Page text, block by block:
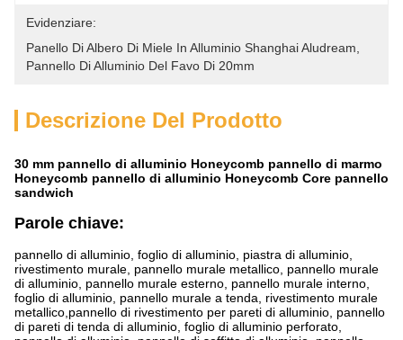
Evidenziare:
Panello Di Albero Di Miele In Alluminio Shanghai Aludream
Pannello Di Alluminio Del Favo Di 20mm
Descrizione Del Prodotto
30 mm pannello di alluminio Honeycomb pannello di marmo
Honeycomb pannello di alluminio Honeycomb Core pannello
sandwich
Parole chiave:
pannello di alluminio, foglio di alluminio, piastra di alluminio,
rivestimento murale, pannello murale metallico, pannello murale
di alluminio, pannello murale esterno, pannello murale interno,
foglio di alluminio, pannello murale a tenda, rivestimento murale
metallico,pannello di rivestimento per pareti di alluminio, pannello
di pareti di tenda di alluminio, foglio di alluminio perforato,